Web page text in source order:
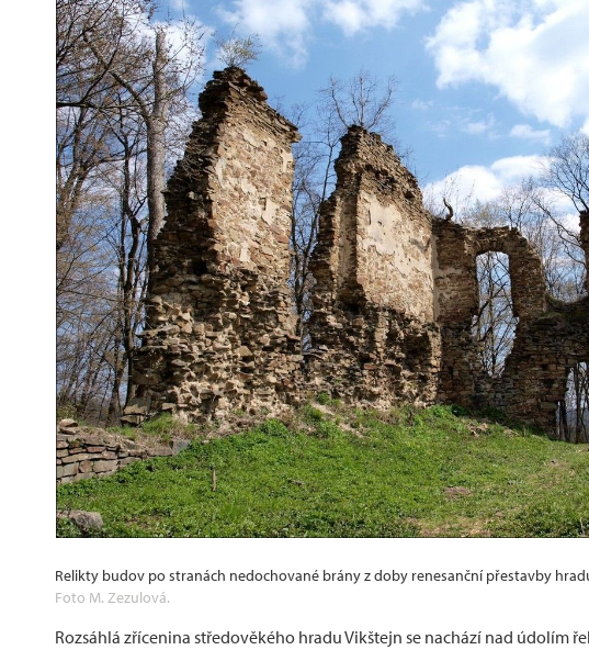
Relikty budov po stranách nedochované brány z doby renesanční přestavby
Foto M. Zezulová.
Rozsáhlá zřícenina středověkého hradu Vikštejn se nachází nad údolím